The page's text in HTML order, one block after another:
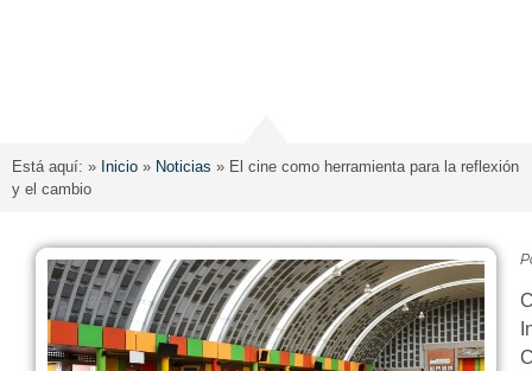
Está aquí: » Inicio » Noticias » El cine como herramienta para la reflexión
y el cambio